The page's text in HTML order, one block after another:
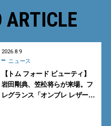
ARTICLE
2026.8.9
ニュース
【トム フォード ビューティ】
岩田剛典、笠松将らが来場。フ
レグランス「オンブレ レザー」